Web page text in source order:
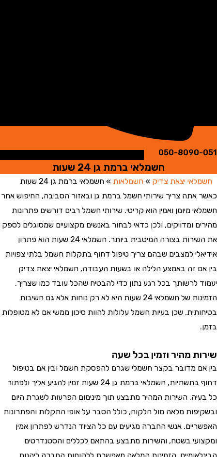
050-
חשמלאי ברמת גן 24 שעות
יצאת צדיק »חשמלאות»חשמלאי ברמת גן 24 שעות
צריך שירותי חשמל ברמת גן ובאזור הסביבה, החיפוש אחר
מיומן ואמין הוא קריטי. שירותי חשמל רבים דורשים פתרונות
ומדויקים, ולכן כדאי לבחור באנשים מקצועיים שמסוגלים לספק
את השירות בצורה המיטבית ביותר. חשמלאי 24 שעות הוא פתרון
למצבים שבהם צריך טיפול דחוף בתקלות חשמל בלתי צפויות
זה באמצע הלילה או בשעות העבודה, חשמלאי יצאת צדיק
לרשותך בכל רגע נתון כדי להבטיח שהכל עובד כמו שצריך.
הזמינות של חשמלאי 24 שעות היא לא רק נוחות אלא גם חשיבות
שכן בעיות חשמל עלולות להוות סיכון ממשי אם לא מטופלות
מהיר וזמין בכל שעה
מדובר בקצר חשמלי שגרם להפסקת חשמל ובין אם בטיפול
דחוף בתשתיות, חשמלאי ברמת גן 24 שעות זמין להגיע אליך ולפתור
השירות המהיר מתבצע תוך מינימום הפרעות לשגרת היום
מלאה מול הלקוח, כולל הסבר על אופי התקלות והפתרונות
אנשי החברה מגיעים עם כל הציוד הנדרש לפתרון אמין
בשטח, והשירות מתבצע בהתאם לכללים והסטנדרטים